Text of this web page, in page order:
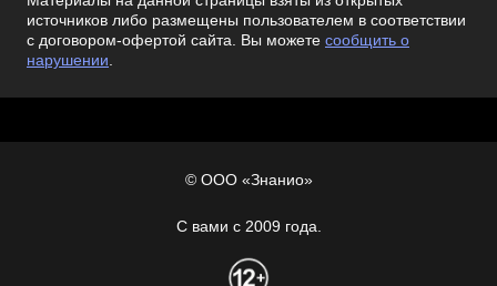
источников либо размещены пользователем в соответствии
с договором-офертой сайта. Вы можете сообщить о
нарушении.
© ООО «Знанио»
С вами с 2009 года.